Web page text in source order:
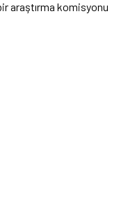
araştırma komisyonu